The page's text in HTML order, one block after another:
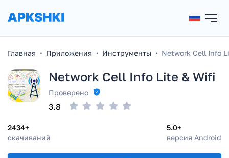
Главная Приложения Инструменты Network Cell Info
Network Cell Info Lite & Wifi
Проверено
2434+
скачиваний
5.0+
версия Android
3.8